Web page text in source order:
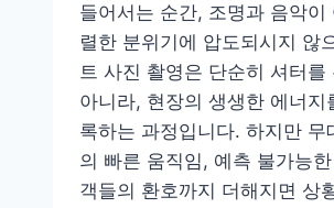
효
과
앱
완
전
정
복
들어서는 순간, 조명과 음악이
렬한 분위기에 압도되시지 않
트 사진 촬영은 단순히 셔터를
아니라, 현장의 생생한 에너지
록하는 과정입니다. 하지만 무
의 빠른 움직임, 예측 불가능
객들의 환호까지 더해지면 상